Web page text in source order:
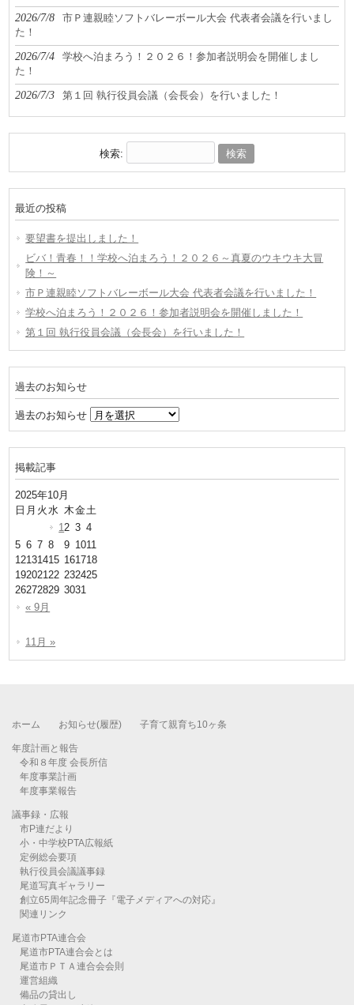
2026/7/8
市Ｐ連親睦ソフトバレーボール大会 代表者会議を行いまし
た！
2026/7/4
学校へ泊まろう！２０２６！参加者説明会を開催しまし
た！
2026/7/3 第１回 執行役員会議（会長会）を行いました！
検索:
最近の投稿
要望書を提出しました！
ビバ！青春！！学校へ泊まろう！２０２６～真夏のウキウキ大冒
険！～
市Ｐ連親睦ソフトバレーボール大会 代表者会議を行いました！
学校へ泊まろう！２０２６！参加者説明会を開催しました！
第１回 執行役員会議（会長会）を行いました！
過去のお知らせ
過去のお知らせ
掲載記事
2025年10月
日 月 火 水 木金土
12 3 4
5 6 7 8 9 1011
12131415 161718
19202122 232425
26272829 3031
« 9月
11月 »
ホーム お知らせ(履歴) 子育て親育ち10ヶ条
年度計画と報告
令和８年度 会長所信
年度事業計画
年度事業報告
議事録・広報
市P連だより
小・中学校PTA広報紙
定例総会要項
執行役員会議議事録
尾道写真ギャラリー
創立65周年記念冊子『電子メディアへの対応』
関連リンク
尾道市PTA連合会
尾道市PTA連合会とは
尾道市ＰＴＡ連合会会則
運営組織
備品の貸出し